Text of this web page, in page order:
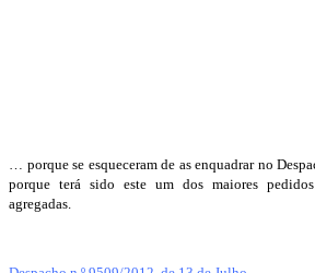
… porque se esqueceram de as enquadrar no
porque terá sido este um dos maiores
agregadas.